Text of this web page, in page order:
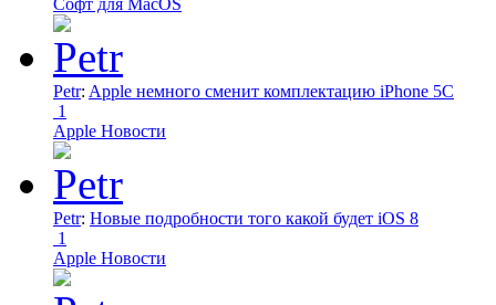
Petr: Apple немного сменит комплектацию iPhone 5C
1
Apple Новости
Petr: Новые подробности того какой будет iOS 8
1
Apple Новости